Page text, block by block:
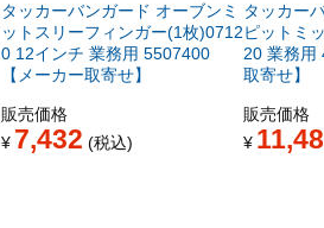
タッカーバンガード オーブンミ
ットスリーフィンガー(1枚)0712
0 12インチ 業務用 5507400
【メーカー取寄せ】
販売価格
¥ 7,432 税込
タッカー
ピットミ
20 業務用
取寄せ】
販売価格
¥